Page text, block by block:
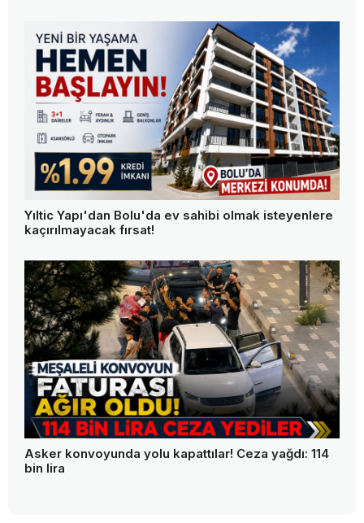
Yıltic Yapı'dan Bolu'da ev sahibi olmak isteyenlere
kaçırılmayacak fırsat!
Asker konvoyunda yolu kapattılar! Ceza yağdı: 114
bin lira